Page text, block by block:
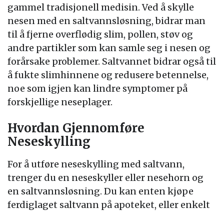
gammel tradisjonell medisin. Ved å skylle
nesen med en saltvannsløsning, bidrar man
til å fjerne overflødig slim, pollen, støv og
andre partikler som kan samle seg i nesen og
forårsake problemer. Saltvannet bidrar også til
å fukte slimhinnene og redusere betennelse,
noe som igjen kan lindre symptomer på
forskjellige neseplager.
Hvordan Gjennomføre
Neseskylling
For å utføre neseskylling med saltvann,
trenger du en neseskyller eller nesehorn og
en saltvannsløsning. Du kan enten kjøpe
ferdiglaget saltvann på apoteket, eller enkelt